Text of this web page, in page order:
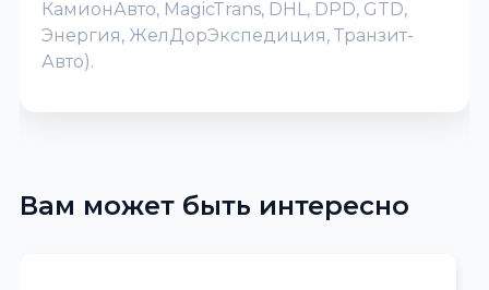
КамионАвто, MagicTrans, DHL, DPD, GTD,
Энергия, ЖелДорЭкспедиция, Транзит-
Авто).
Вам может быть интересно